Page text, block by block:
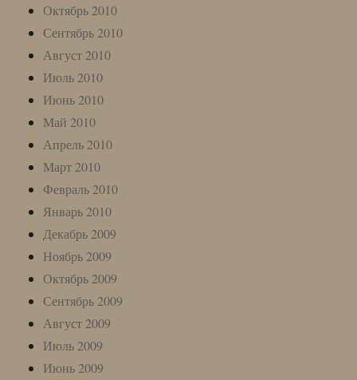
Октябрь 2010
Сентябрь 2010
Август 2010
Июль 2010
Июнь 2010
Май 2010
Апрель 2010
Март 2010
Февраль 2010
Январь 2010
Декабрь 2009
Ноябрь 2009
Октябрь 2009
Сентябрь 2009
Август 2009
Июль 2009
Июнь 2009